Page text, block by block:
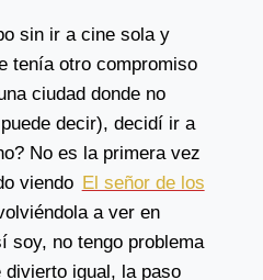
sin ir a cine sola y
tenía otro compromiso
ciudad donde no
decir), decidí ir a
No es la primera vez
viendo El señor de los
a ver en
soy, no tengo problema
igual, la paso